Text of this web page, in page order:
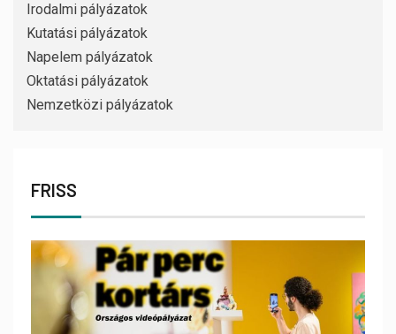
Irodalmi pályázatok
Kutatási pályázatok
Napelem pályázatok
Oktatási pályázatok
Nemzetközi pályázatok
FRISS